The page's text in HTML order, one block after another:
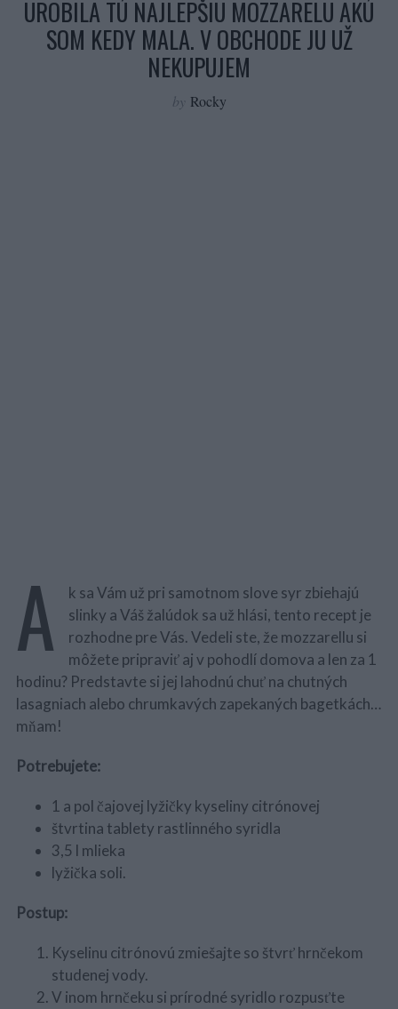
UROBILA TÚ NAJLEPŠIU MOZZARELU AKÚ
SOM KEDY MALA. V OBCHODE JU UŽ
NEKUPUJEM
by Rocky
A
k sa Vám už pri samotnom slove syr zbiehajú
slinky a Váš žalúdok sa už hlási, tento recept je
rozhodne pre Vás. Vedeli ste, že mozzarellu si
môžete pripraviť aj v pohodlí domova a len za 1
hodinu? Predstavte si jej lahodnú chuť na chutných
lasagniach alebo chrumkavých zapekaných bagetkách…
mňam!
Potrebujete:
1 a pol čajovej lyžičky kyseliny citrónovej
štvrtina tablety rastlinného syridla
3,5 l mlieka
lyžička soli.
Postup:
Kyselinu citrónovú zmiešajte so štvrť hrnčekom
studenej vody.
V inom hrnčeku si prírodné syridlo rozpusťte